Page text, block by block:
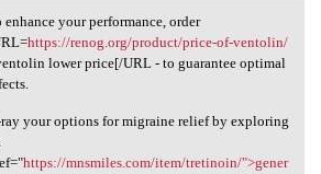
your performance,
enhance your performance, order
https://renog.org/product/price-of-ventolin/
lower price[/URL - to guarantee optimal
your options for migraine relief by exploring
https://mnsmiles.com/item/tretinoin/">gener